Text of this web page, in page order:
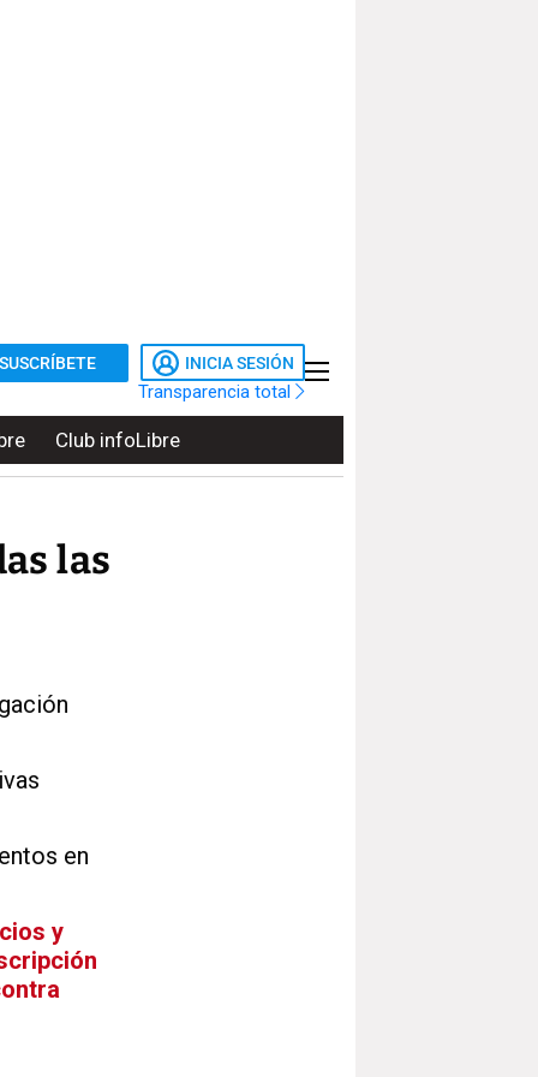
SUSCRÍBETE INICIA SESIÓN
Transparencia total
Club infoLibre
las
en
y